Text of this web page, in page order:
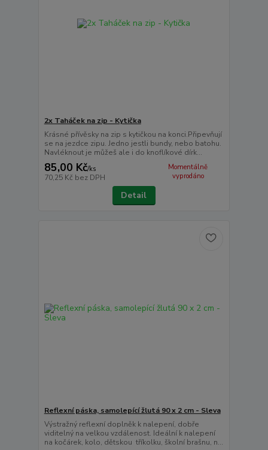
2x Taháček na zip - Kytička
Krásné přívěsky na zip s kytičkou na konci.Připevňují
se na jezdce zipu. Jedno jestli bundy, nebo batohu.
Navléknout je můžeš ale i do knoflíkové dírk...
85,00 Kč/ks
70,25 Kč bez DPH
Momentálně
vyprodáno
Detail
Reflexní páska, samolepící žlutá 90 x 2 cm - Sleva
Výstražný reflexní doplněk k nalepení, dobře
viditelný na velkou vzdálenost. Ideální k nalepení
na kočárek, kolo, dětskou tříkolku, školní brašnu, n...